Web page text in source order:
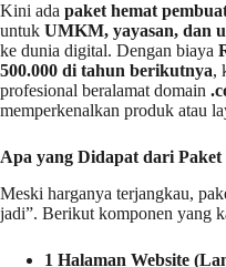
Kini ada paket hemat
untuk UMKM, yayasan, dan
ke dunia digital. Dengan biaya
500.000 di tahun berikutnya,
profesional beralamat domain
memperkenalkan produk atau
Apa yang Didapat dari Paket
Meski harganya terjangkau,
jadi”. Berikut komponen yang
1 Halaman Website